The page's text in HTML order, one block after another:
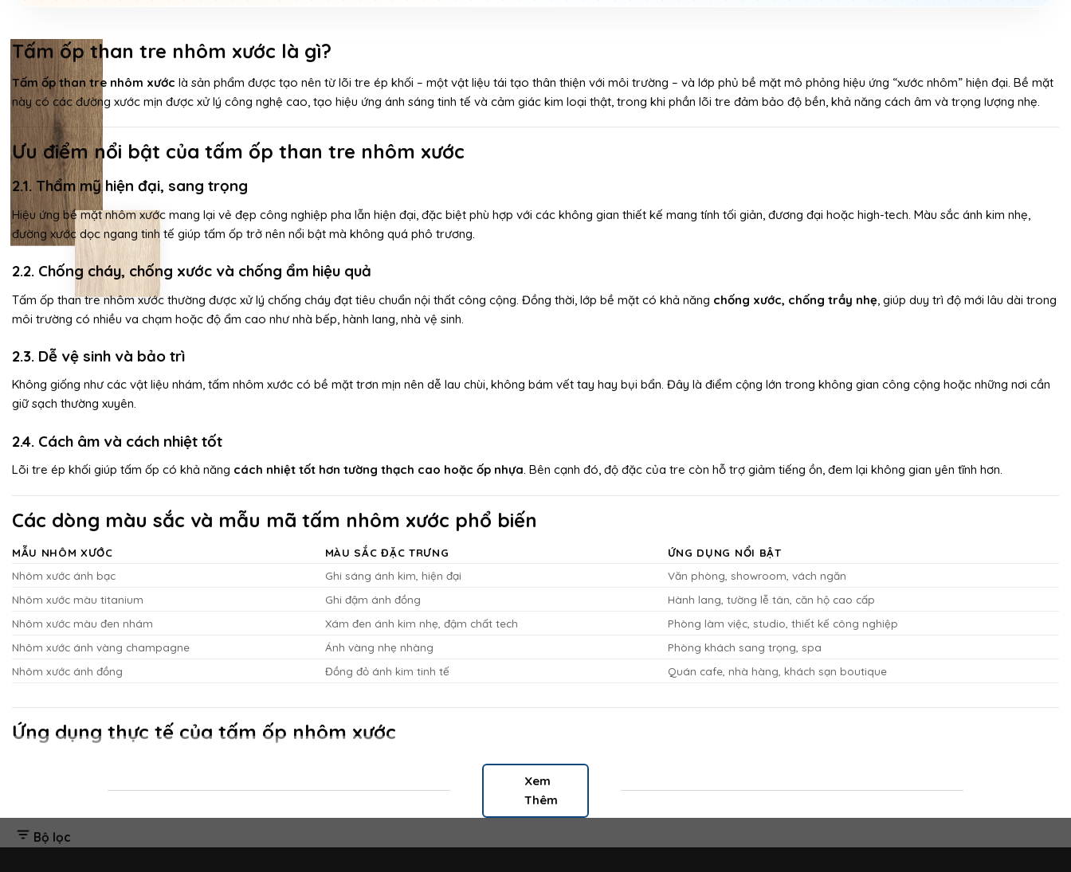
Tấm ốp than tre nhôm xước là gì?
Tấm ốp than tre nhôm xước là sản phẩm được tạo nên từ lõi tre ép khối – một vật liệu tái tạo thân thiện với môi trường – và lớp phủ bề mặt mô phỏng hiệu ứng “xước nhôm” hiện đại. Bề mặt
này có các đường xước mịn được xử lý công nghệ cao, tạo hiệu ứng ánh sáng tinh tế và cảm giác kim loại thật, trong khi phần lõi tre đảm bảo độ bền, khả năng cách âm và trọng lượng nhẹ.
Ưu điểm nổi bật của tấm ốp than tre nhôm xước
2.1. Thẩm mỹ hiện đại, sang trọng
Hiệu ứng bề mặt nhôm xước mang lại vẻ đẹp công nghiệp pha lẫn hiện đại, đặc biệt phù hợp với các không gian thiết kế mang tính tối giản, đương đại hoặc high-tech. Màu sắc ánh kim nhẹ,
đường xước dọc ngang tinh tế giúp tấm ốp trở nên nổi bật mà không quá phô trương.
2.2. Chống cháy, chống xước và chống ẩm hiệu quả
Tấm ốp than tre nhôm xước thường được xử lý chống cháy đạt tiêu chuẩn nội thất công cộng. Đồng thời, lớp bề mặt có khả năng chống xước, chống trầy nhẹ , giúp duy trì độ mới lâu dài trong
môi trường có nhiều va chạm hoặc độ ẩm cao như nhà bếp, hành lang, nhà vệ sinh.
2.3. Dễ vệ sinh và bảo trì
Không giống như các vật liệu nhám, tấm nhôm xước có bề mặt trơn mịn nên dễ lau chùi, không bám vết tay hay bụi bẩn. Đây là điểm cộng lớn trong không gian công cộng hoặc những nơi cần
giữ sạch thường xuyên.
2.4. Cách âm và cách nhiệt tốt
Lõi tre ép khối giúp tấm ốp có khả năng cách nhiệt tốt hơn tường thạch cao hoặc ốp nhựa. Bên cạnh đó, độ đặc của tre còn hỗ trợ giảm tiếng ồn, đem lại không gian yên tĩnh hơn.
Các dòng màu sắc và mẫu mã tấm nhôm xước phổ biến
MẪU NHÔM XƯỚC MÀU SẮC ĐẶC TRƯNG
ỨNG DỤNG NỔI BẬT
Nhôm xước ánh bạc
Ghi sáng ánh kim, hiện đại
Văn phòng, showroom, vách ngăn
Nhôm xước màu titanium
Ghi đậm ánh đồng
Hành lang, tường lễ tân, căn hộ cao cấp
Nhôm xước màu đen nhám
Xám đen ánh kim nhẹ, đậm chất tech
Phòng làm việc, studio, thiết kế công nghiệp
Nhôm xước ánh vàng champagne
Ánh vàng nhẹ nhàng
Phòng khách sang trọng, spa
Nhôm xước ánh đồng
Đồng đỏ ánh kim tinh tế Quán cafe, nhà hàng, khách sạn boutique
Ứng dụng thực tế của tấm ốp nhôm xước
Tường ốp nhôm xước mang lại cảm giác chuyên nghiệp, hiện đại. Đây là lựa chọn lý tưởng cho phòng họp, quầy tiếp tân, hành lang doanh nghiệp công nghệ hoặc ngân hàng.
4.2. Showroom trưng bày
Xem
Thêm
Bộ lọc